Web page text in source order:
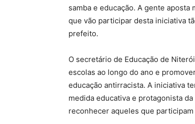
samba e educação. A gente
que vão participar desta iniciativa
prefeito.
O secretário de Educação de
escolas ao longo do ano e
educação antirracista. A iniciativa
medida educativa e protagonista
reconhecer aqueles que